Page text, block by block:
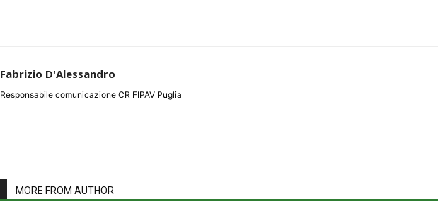
Fabrizio D'Alessandro
Responsabile comunicazione CR FIPAV Puglia
MORE FROM AUTHOR